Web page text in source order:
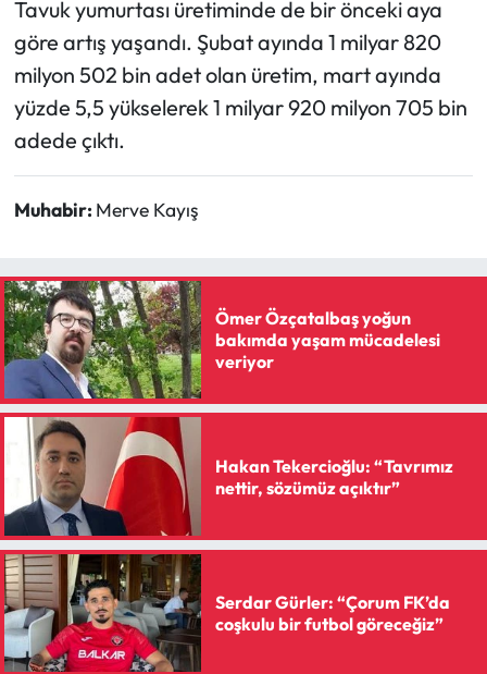
Tavuk yumurtası üretiminde de bir önceki aya
göre artış yaşandı. Şubat ayında 1 milyar 820
milyon 502 bin adet olan üretim, mart ayında
yüzde 5,5 yükselerek 1 milyar 920 milyon 705 bin
adede çıktı.
Muhabir: Merve Kayış
Ömer Özçatalbaş yoğun
bakımda yaşam mücadelesi
veriyor
Hakan Tekercioğlu: “Tavrımız
nettir, sözümüz açıktır”
Serdar Gürler: “Çorum FK’da
coşkulu bir futbol göreceğiz”
Yayla Haber
Yemek Tarifleri
Yerel Haberler